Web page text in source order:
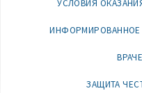
УСЛОВИЯ
ИНФОРМИРОВАННОЕ
ЗАЩИТА